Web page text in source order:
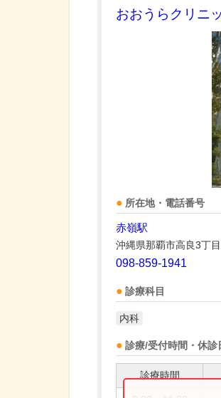
おおうらクリニ
所在地・電話番号
赤嶺駅
沖縄県那覇市高良3丁
098-859-1941
診療科目
内科
診療/受付時間・休診
診療時間